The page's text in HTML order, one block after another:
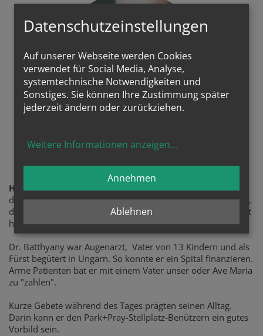
Sel. Ladislaus Batthyany
Himmlischer Patron
des Projektes ist der sel. Ladislaus Batthyany, frommer Arzt,
der gerne mit seinem Auto fuhr und es auch selber repariert
hat.
Dr. Batthyany war Augenarzt, Vater von 13 Kindern und als
Fürst begütert in Ungarn. So konnte er ein Spital finanzieren.
Arme Patienten bat er mit einem Vater unser oder Ave Maria
zu "zahlen".
Kurze Gebete während des Tages prägten seinen Alltag.
Darin kann er den Park+Pray-Stellplatz-Benützern ein gutes
Vorbild sein.
Datenschutzeinstellungen
Auf unserer Webseite werden Cookies
verwendet für Social Media, Analyse,
systemtechnische Notwendigkeiten und
Sonstiges. Sie können Ihre Zustimmung später
jederzeit ändern oder zurückziehen.
Weitere Informationen anzeigen...
Ablehnen
Annehmen